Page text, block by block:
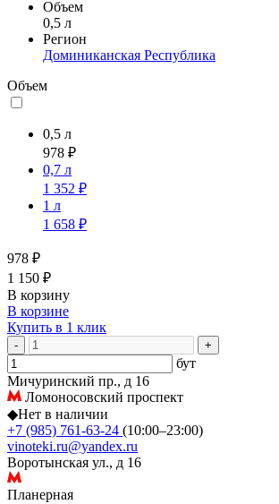
Объем
0,5 л
Регион
Доминиканская Республика
Объем
0,5 л
978 ₽
0,7 л
1 352 ₽
1 л
1 658 ₽
978 ₽
1 150 ₽
В корзину
В корзине
Купить в 1 клик
- +
бут
Мичуринский пр., д 16
Ломоносовский проспект
◆Нет в наличии
+7 (985) 761-63-24 (10:00–23:00)
vinoteki.ru@yandex.ru
Воротынская ул., д 16
Планерная